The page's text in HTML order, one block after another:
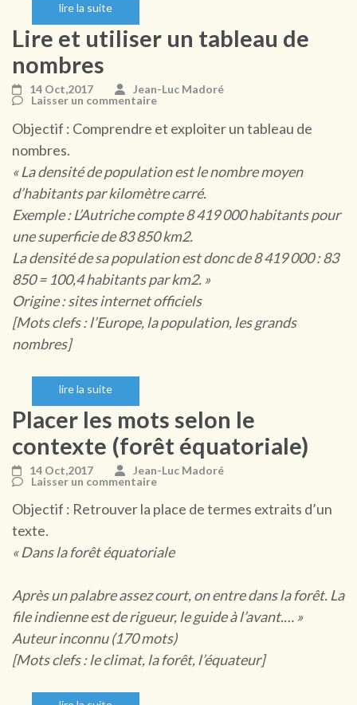
lire la suite
Lire et utiliser un tableau de
nombres
14 Oct,2017
Jean-Luc Madoré
Laisser un commentaire
Objectif : Comprendre et exploiter un tableau de
nombres.
« La densité de population est le nombre moyen
d’habitants par kilomètre carré.
Exemple : L’Autriche compte 8 419 000 habitants pour
une superficie de 83 850 km2.
La densité de sa population est donc de 8 419 000 : 83
850 = 100,4 habitants par km2. »
Origine : sites internet officiels
[Mots clefs : l’Europe, la population, les grands
nombres]
lire la suite
Placer les mots selon le
contexte (forêt équatoriale)
14 Oct,2017
Jean-Luc Madoré
Laisser un commentaire
Objectif : Retrouver la place de termes extraits d’un
texte.
« Dans la forêt équatoriale
Après un palabre assez court, on entre dans la forêt. La
file indienne est de rigueur, le guide à l’avant.… »
Auteur inconnu (170 mots)
[Mots clefs : le climat, la forêt, l’équateur]